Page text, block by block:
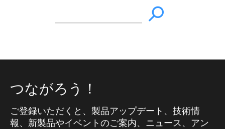
つながろう！
ご登録いただくと、製品アップデート、技術情
報、新製品やイベントのご案内、ニュース、アン